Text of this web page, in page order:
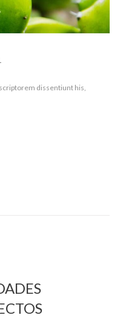
dissentiunt his,